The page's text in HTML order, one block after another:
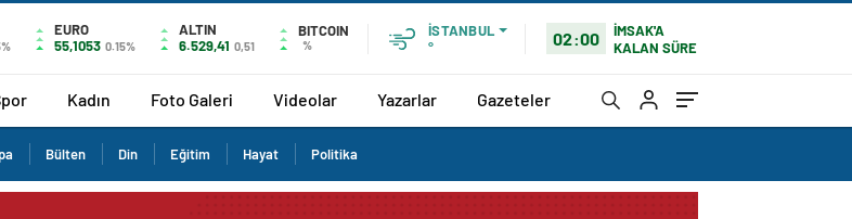
EURO
55,1053 0.15%
ALTIN
6.529,41 0,51
BITCOIN
%
İSTANBUL
°
02:00
İMSAK'A
KALAN SÜRE
Kadın Foto Galeri Videolar Yazarlar Gazeteler
Bülten Din Eğitim Hayat Politika